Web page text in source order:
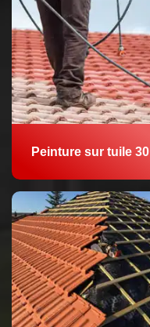
Peinture sur tuile 30